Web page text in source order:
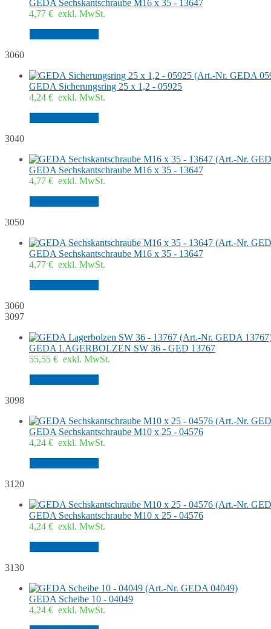
GEDA Sechskantschraube M16 x 35 - 13647
4,77 € exkl. MwSt.
3060
GEDA Sicherungsring 25 x 1,2 - 05925
4,24 € exkl. MwSt.
3040
GEDA Sechskantschraube M16 x 35 - 13647
4,77 € exkl. MwSt.
3050
GEDA Sechskantschraube M16 x 35 - 13647
4,77 € exkl. MwSt.
3060
3097
GEDA LAGERBOLZEN SW 36 - GED 13767
55,55 € exkl. MwSt.
3098
GEDA Sechskantschraube M10 x 25 - 04576
4,24 € exkl. MwSt.
3120
GEDA Sechskantschraube M10 x 25 - 04576
4,24 € exkl. MwSt.
3130
GEDA Scheibe 10 - 04049
4,24 € exkl. MwSt.